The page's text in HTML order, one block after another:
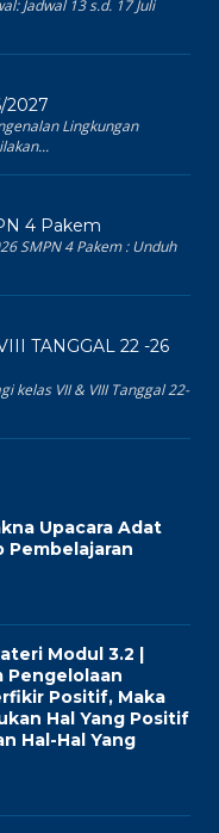
Jadwal 13 s.d. 17 Juli
2027
Lingkungan
4 Pakem
SMPN 4 Pakem : Unduh
TANGGAL 22 -26
kelas VII & VIII Tanggal 22-
Upacara Adat
Pembelajaran
Modul 3.2 |
Pengelolaan
Positif, Maka
Hal Yang Positif
Hal-Hal Yang